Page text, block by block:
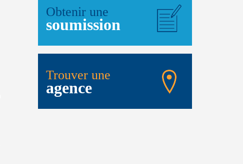
Obtenir une
soumission
Trouver une
agence